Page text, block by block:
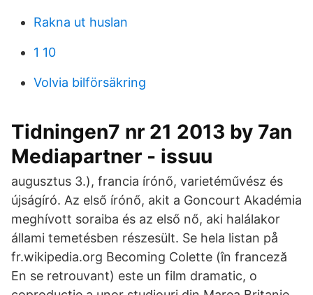
Rakna ut huslan
1 10
Volvia bilförsäkring
Tidningen7 nr 21 2013 by 7an
Mediapartner - issuu
augusztus 3.), francia írónő, varietéművész és
újságíró. Az első írónő, akit a Goncourt Akadémia
meghívott soraiba és az első nő, aki halálakor
állami temetésben részesült. Se hela listan på
fr.wikipedia.org Becoming Colette (în franceză
En se retrouvant) este un film dramatic, o